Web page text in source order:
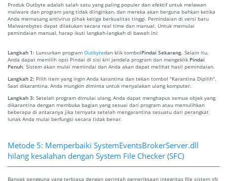
Produk Outbyte adalah salah satu yang paling populer dan efektif untuk melawan
malware dan program yang tidak diinginkan, dan mereka akan berguna bahkan ketika
Anda memasang antivirus pihak ketiga berkualitas tinggi. Pemindaian di versi baru
Malwarebytes dapat dilakukan secara real time dan manual. Untuk memulai
pemindaian manual, harap ikuti langkah-langkah di bawah ini:
Langkah 1: Luncurkan program Outbytedan klik tombolPindai Sekarang. Selain itu,
Anda dapat memilih opsi Pindai di sisi kiri jendela program dan mengeklik Pindai
Penuh. Sistem akan mulai memindai dan Anda akan dapat melihat hasil pemindaian.
Langkah 2: Pilih item yang ingin Anda karantina dan tekan tombol "Karantina Dipilih".
Saat dikarantina, Anda mungkin diminta untuk menyalakan ulang komputer.
Langkah 3: Setelah program dimulai ulang, Anda dapat menghapus semua objek yang
dikarantina dengan membuka bagian yang sesuai dari program atau memulihkan
beberapa di antaranya jika ternyata setelah mengarantina sesuatu dari perangkat
lunak Anda mulai berfungsi secara tidak benar.
Metode 5: Memperbaiki SystemEventsBrokerServer.dll
hilang kesalahan dengan System File Checker (SFC)
Banyak pengguna yang terbiasa dengan perintah pemeriksaan integritas file sistem sfc